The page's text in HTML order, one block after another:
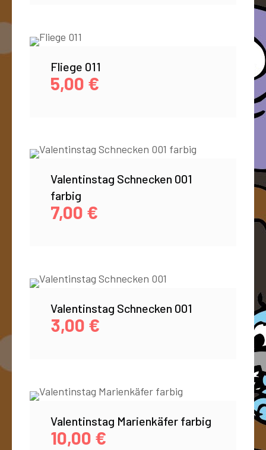
Fliege 011
5,00 €
Valentinstag Schnecken 001
farbig
7,00 €
Valentinstag Schnecken 001
3,00 €
Valentinstag Marienkäfer farbig
10,00 €